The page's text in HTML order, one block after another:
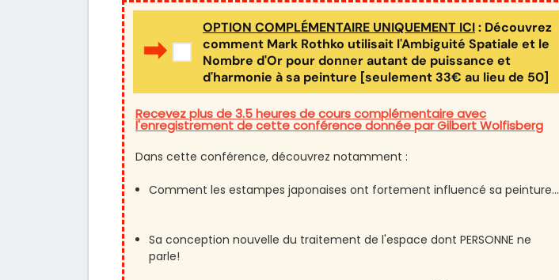
OPTION COMPLÉMENTAIRE UNIQUEMENT ICI: Découvrez
comment Mark Rothko utilisait l'Ambiguité Spatiale et le
Nombre d'Or pour donner autant de puissance et
d'harmonie à sa peinture [seulement 33€ au lieu de 50]
Recevez plus de 3.5 heures de cours complémentaire avec
l'enregistrement de cette conférence donnée par Gilbert Wolfisberg
Dans cette conférence, découvrez notamment :
Comment les estampes japonaises ont fortement influencé sa peinture...
Sa conception nouvelle du traitement de l'espace dont PERSONNE ne
parle!